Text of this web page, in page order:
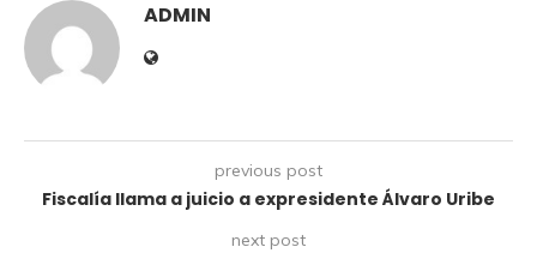
ADMIN
previous post
Fiscalía llama a juicio a expresidente Álvaro Uribe
next post